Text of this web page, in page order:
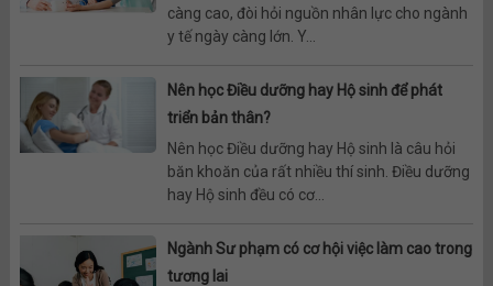
càng cao, đòi hỏi nguồn nhân lực cho ngành
y tế ngày càng lớn. Y...
Nên học Điều dưỡng hay Hộ sinh để phát
triển bản thân?
Nên học Điều dưỡng hay Hộ sinh là câu hỏi
băn khoăn của rất nhiều thí sinh. Điều dưỡng
hay Hộ sinh đều có cơ...
Ngành Sư phạm có cơ hội việc làm cao trong
tương lai